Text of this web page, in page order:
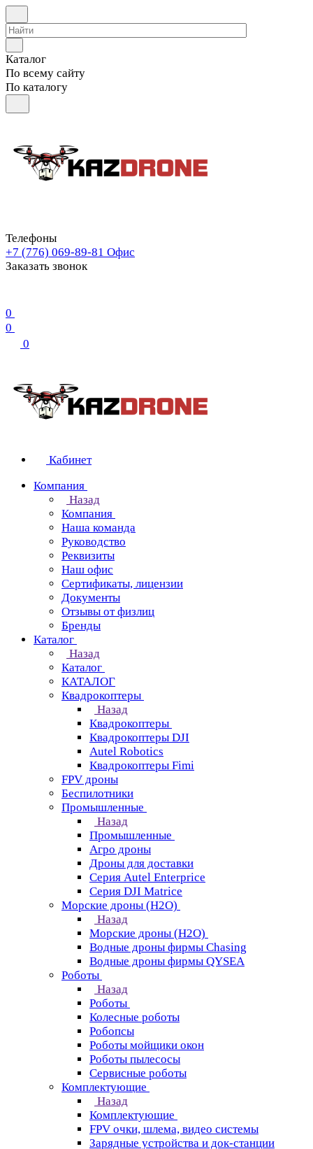
Каталог
По всему сайту
По каталогу
Телефоны
+7 (776) 069-89-81 Офис
Заказать звонок
0
0
0
Кабинет
Компания
Назад
Компания
Наша команда
Руководство
Реквизиты
Наш офис
Сертификаты, лицензии
Документы
Отзывы от физлиц
Бренды
Каталог
Назад
Каталог
КАТАЛОГ
Квадрокоптеры
Назад
Квадрокоптеры
Квадрокоптеры DJI
Autel Robotics
Квадрокоптеры Fimi
FPV дроны
Беспилотники
Промышленные
Назад
Промышленные
Агро дроны
Дроны для доставки
Серия Autel Enterprice
Серия DJI Matrice
Морские дроны (H2O)
Назад
Морские дроны (H2O)
Водные дроны фирмы Chasing
Водные дроны фирмы QYSEA
Роботы
Назад
Роботы
Колесные роботы
Робопсы
Роботы мойщики окон
Роботы пылесосы
Сервисные роботы
Комплектующие
Назад
Комплектующие
FPV очки, шлема, видео системы
Зарядные устройства и док-станции